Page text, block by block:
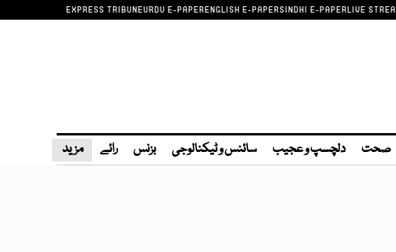
EXPRESS TRIBUNEURDU E-PAPERENGLISH E-PAPERSINDHI E-PAPERLIVE
صحت دلچسپ و عجیب سائنس و ٹیکنالوجی بزنس رائے مزید